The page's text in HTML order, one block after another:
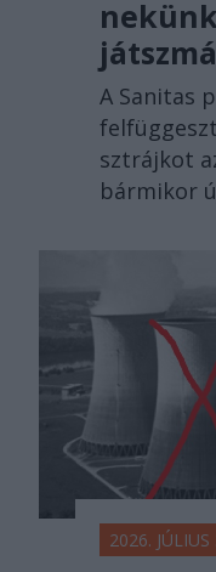
A Sanitas
sztrájkot
bármikor
2026.